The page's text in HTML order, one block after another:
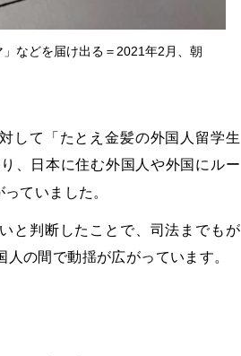
などを届け出る＝2021年2月、朝
して「たとえ金髪の外国人留学生
、日本に住む外国人や外国にルー
ていました。
と判断したことで、司法までもが
の間で動揺が広がっています。